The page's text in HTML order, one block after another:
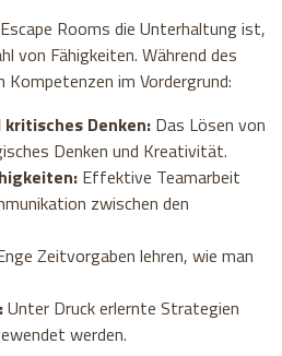
Rooms die Unterhaltung ist,
von Fähigkeiten. Während des
im Vordergrund:
Denken: Das Lösen von
Denken und Kreativität.
Effektive Teamarbeit
zwischen den
Zeitvorgaben lehren, wie man
Unter Druck erlernte Strategien
werden.